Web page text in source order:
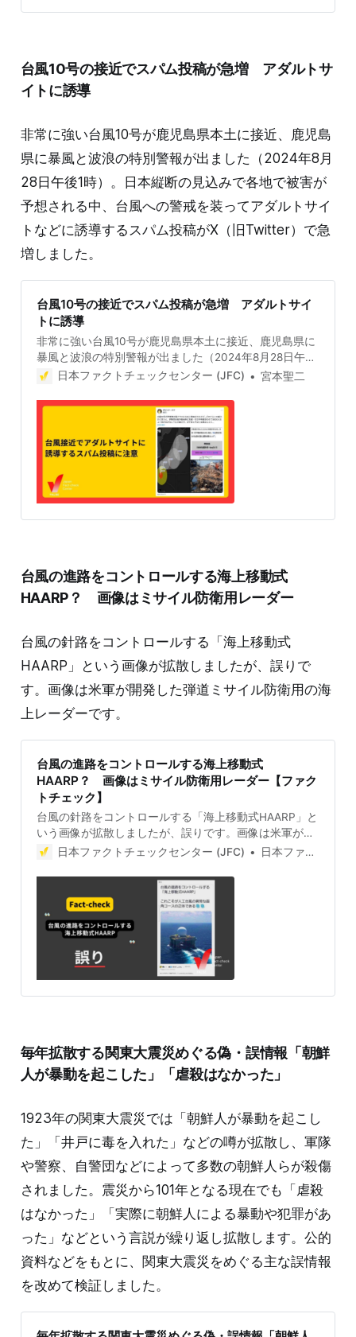
そのクルド人、多くはトルコからやってきたと見られて
います。 SNS投稿：テロ支援になってしまわないのか？
台風10号の接近でスパム投稿が急増 アダルトサ
イトに誘導
非常に強い台風10号が鹿児島県本土に接近、鹿児島
県に暴風と波浪の特別警報が出ました（2024年8月
28日午後1時）。日本縦断の見込みで各地で被害が
予想される中、台風への警戒を装ってアダルトサイ
トなどに誘導するスパム投稿がX（旧Twitter）で急
増しました。
台風10号の接近でスパム投稿が急増 アダルトサイ
トに誘導
非常に強い台風10号が鹿児島県本土に接近、鹿児島県に
暴風と波浪の特別警報が出ました（2024年8月28日午後
1時）。日本縦断の見込みで各地で被害が予想される
るスパム投稿がX（旧Twitter）で急増しています。 画像
をクリックするとアダルトサイトへ 急増しているこれら
スパム投稿は、台風の進路予想図などの画像に台風への
警戒を呼びかける文言が付いており、一見するとおかし
なところはない。 「非常に強い勢力の台風10号(サンサ
ン)は発達しながらゆっくりと北上中です。」 「今後は
長時間にわたって暴風雨が続くおそれがあり、台風の特
上＋街が壊滅するレベルの威力で､ガチ目にヤバい台風
なんよ…」と呼びかけて、1959年に大きな被害をもたら
日本ファクトチェックセンター (JFC) 宮本聖二
台風の進路をコントロールする海上移動式
HAARP？ 画像はミサイル防衛用レーダー
台風の針路をコントロールする「海上移動式
HAARP」という画像が拡散しましたが、誤りで
す。画像は米軍が開発した弾道ミサイル防衛用の海
上レーダーです。
台風の進路をコントロールする海上移動式
HAARP？ 画像はミサイル防衛用レーダー【ファク
トチェック】
台風の針路をコントロールする「海上移動式HAARP」と
いう画像が拡散しましたが、誤りです。画像は米軍が開
発した弾道ミサイル防衛用の海上レーダーです。 検証対
針路をコントロールする海上移動式HAARP」「人口台風
の異常な直角の正体」と書かれた画像付き投稿が拡散し
た。 2024年8月29日時点で、この投稿は1000件以上リ
ポストされ、表示回数は118万件を超える。投稿につい
て「気象兵器」「なんじゃ！コリャ！」というコメント
がつく一方で「ただの警戒レーダー」という指摘もあ
る。 検証過程 HAARPとは HAARPとは高周波活性オー
(University Of Alaska)。2022年には一般公開も開催して
いる(HAARP to hold public op
日本ファクトチェックセンター (JFC) 日本ファクトチェックセンター(JFC)
毎年拡散する関東大震災めぐる偽・誤情報「朝鮮
人が暴動を起こした」「虐殺はなかった」
1923年の関東大震災では「朝鮮人が暴動を起こし
た」「井戸に毒を入れた」などの噂が拡散し、軍隊
や警察、自警団などによって多数の朝鮮人らが殺傷
されました。震災から101年となる現在でも「虐殺
はなかった」「実際に朝鮮人による暴動や犯罪があ
った」などという言説が繰り返し拡散します。公的
資料などをもとに、関東大震災をめぐる主な誤情報
を改めて検証しました。